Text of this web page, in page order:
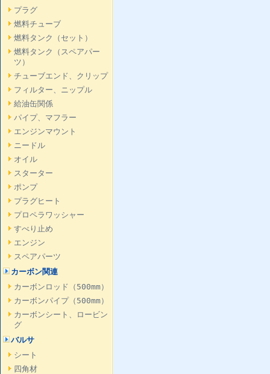
プラグ
燃料チューブ
燃料タンク（セット）
燃料タンク（スペアパー
ツ）
チューブエンド、クリップ
フィルター、ニップル
給油缶関係
パイプ、マフラー
エンジンマウント
ニードル
オイル
スターター
ポンプ
プラグヒート
プロペラワッシャー
すべり止め
エンジン
スペアパーツ
カーボン関連
カーボンロッド（500mm）
カーボンパイプ（500mm）
カーボンシート、ロービン
グ
バルサ
シート
四角材